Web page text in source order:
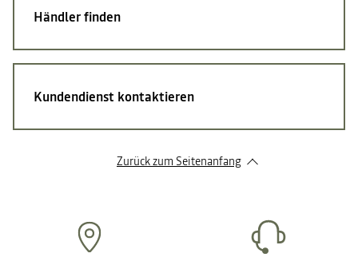
Händler finden
Kundendienst kontaktieren
Zurück zum Seitenanfang